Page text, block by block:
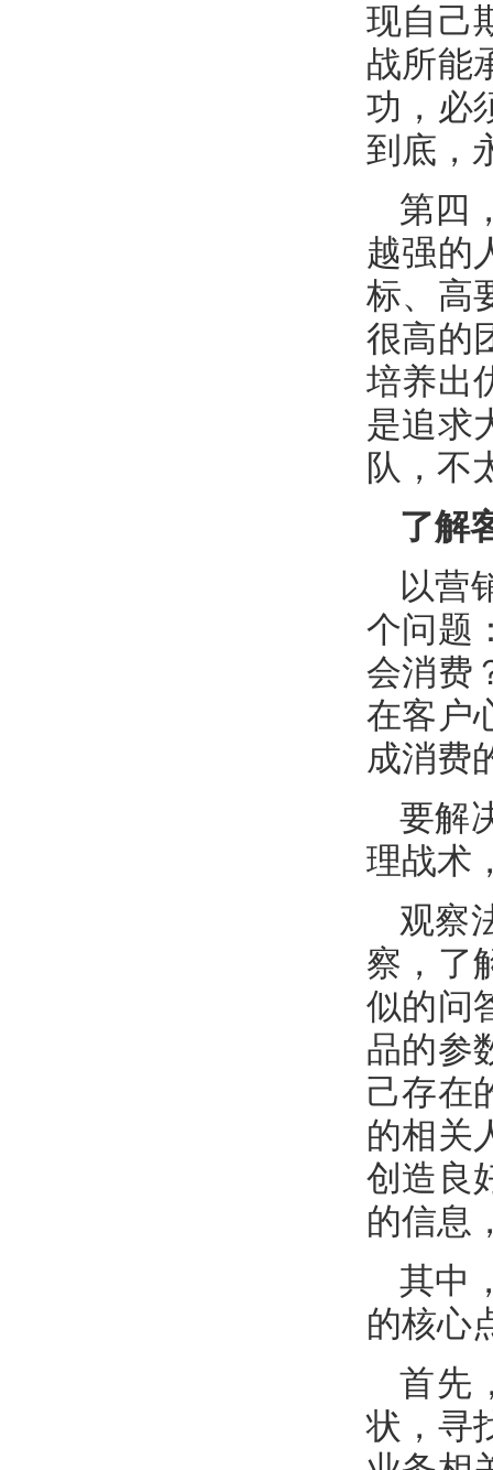
现自己
战所能
功，必
到底，
第四
越强的
标、高
很高的
培养出
是追求
队，不
了解
以营
个问题
会消费
在客户
成消费
要解
理战术
观察
察，了
似的问
品的参
己存在
的相关
创造良
的信息
其中
的核心
首先
状，寻